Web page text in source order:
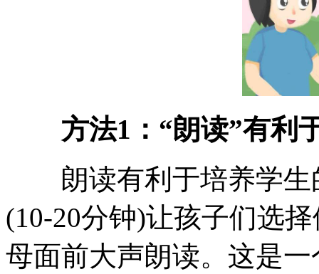
方法1：“朗读”有利
朗读有利于培养学生
(10-20分钟)让孩子们选
母面前大声朗读。这是